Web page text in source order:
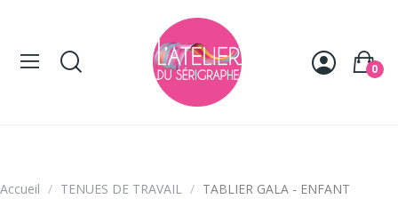
0
Accueil TENUES DE TRAVAIL TABLIER GALA - ENFANT